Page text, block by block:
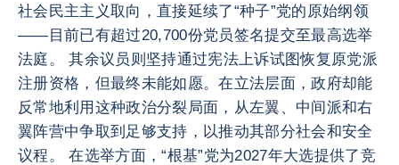
社会民主主义取向，直接延续了“种子”党的原始纲领
——目前已有超过20,700份党员签名提交至最高选举
法庭。 其余议员则坚持通过宪法上诉试图恢复原党派
注册资格，但最终未能如愿。在立法层面，政府却能
反常地利用这种政治分裂局面，从左翼、中间派和右
翼阵营中争取到足够支持，以推动其部分社会和安全
议程。 在选举方面，“根基”党为2027年大选提供了竞